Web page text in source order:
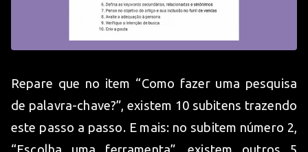
Repare que no item “Como fazer uma pesquisa
de palavra-chave?”, existem 10 subitens trazendo
este passo a passo. E mais: no subitem número 2,